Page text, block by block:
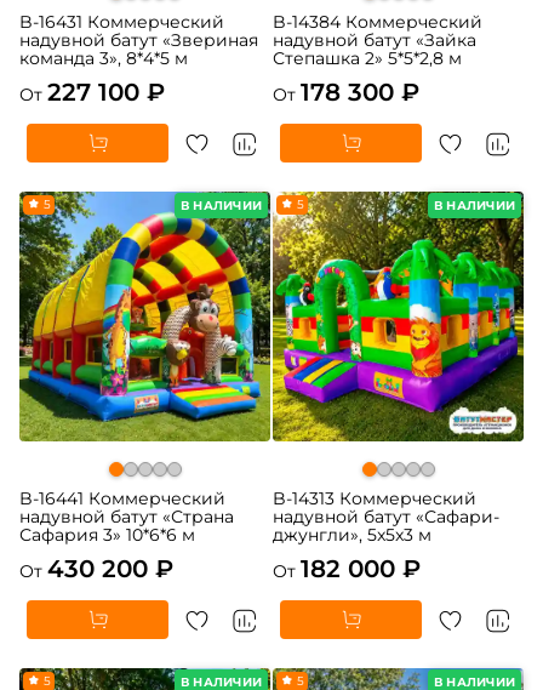
B-16431 Коммерческий
надувной батут «Звериная
команда 3», 8*4*5 м
От 227 100 ₽
B-14384 Коммерческий
надувной батут «Зайка
Степашка 2» 5*5*2,8 м
От 178 300 ₽
В НАЛИЧИИ
5
B-16441 Коммерческий
надувной батут «Страна
Сафария 3» 10*6*6 м
От 430 200 ₽
В НАЛИЧИИ
5
B-14313 Коммерческий
надувной батут «Сафари-
джунгли», 5x5x3 м
От 182 000 ₽
В НАЛИЧИИ
5 В НАЛИЧИИ
5